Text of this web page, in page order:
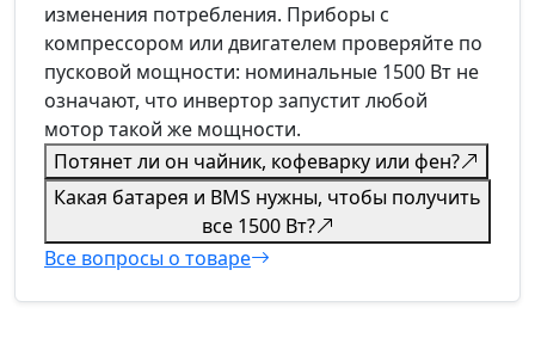
изменения потребления. Приборы с
компрессором или двигателем проверяйте по
пусковой мощности: номинальные 1500 Вт не
означают, что инвертор запустит любой
мотор такой же мощности.
Потянет ли он чайник, кофеварку или фен?
Какая батарея и BMS нужны, чтобы получить
все 1500 Вт?
Все вопросы о товаре